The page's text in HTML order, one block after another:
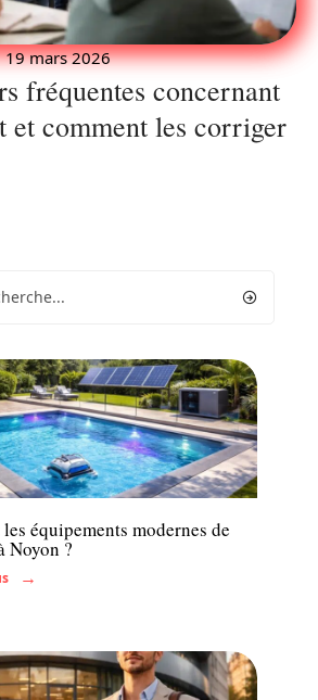
19 mars 2026
fréquentes concernant
et comment les corriger
équipements modernes de
Noyon ?